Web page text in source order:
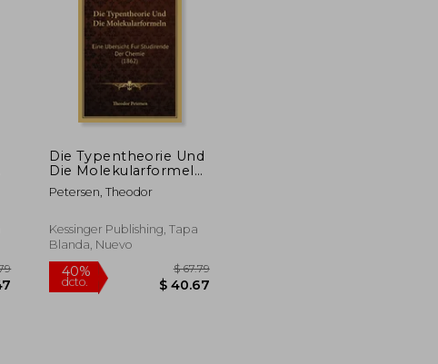
$ 195.24 dcto.
Die Typentheorie Und
Die Molekularformeln:
Eine Ubersicht Fur
Studirende Der
Alemán)
Petersen, Theodor
Kessinger Publishing, Tapa
Blanda, Nuevo